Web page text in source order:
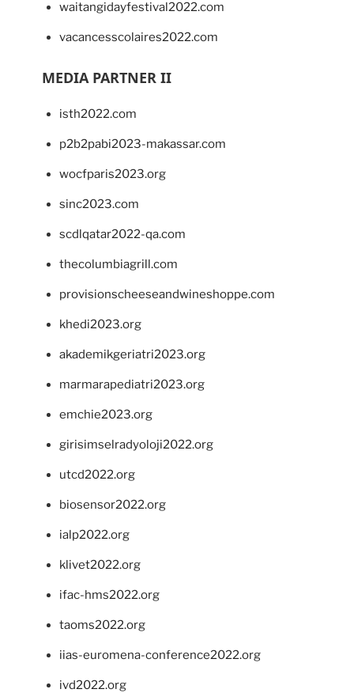
waitangidayfestival2022.com
vacancesscolaires2022.com
MEDIA PARTNER II
isth2022.com
p2b2pabi2023-makassar.com
wocfparis2023.org
sinc2023.com
scdlqatar2022-qa.com
thecolumbiagrill.com
provisionscheeseandwineshoppe.com
khedi2023.org
akademikgeriatri2023.org
marmarapediatri2023.org
emchie2023.org
girisimselradyoloji2022.org
utcd2022.org
biosensor2022.org
ialp2022.org
klivet2022.org
ifac-hms2022.org
taoms2022.org
iias-euromena-conference2022.org
ivd2022.org